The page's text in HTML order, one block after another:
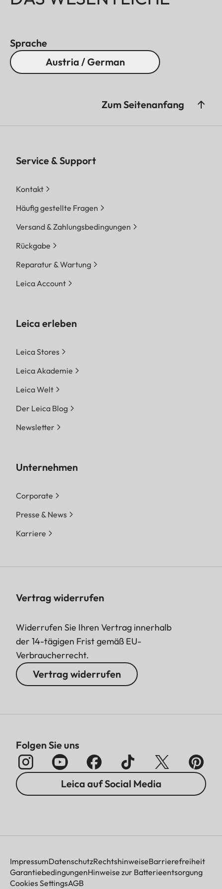
Sprache
Austria / German
Zum Seitenanfang
Service & Support
Kontakt
Häufig gestellte Fragen
Versand & Zahlungsbedingungen
Rückgabe
Reparatur & Wartung
Leica Account
Leica erleben
Leica Stores
Leica Akademie
Leica Welt
Der Leica Blog
Newsletter
Unternehmen
Corporate
Presse & News
Karriere
Vertrag widerrufen
Widerrufen Sie Ihren Vertrag innerhalb
der 14-tägigen Frist gemäß EU-
Verbraucherrecht.
Vertrag widerrufen
Folgen Sie uns
Leica auf Social Media
ImpressumDatenschutzRechtshinweiseBarrierefreiheit
GarantiebedingungenHinweise zur Batterieentsorgung
Cookies SettingsAGB